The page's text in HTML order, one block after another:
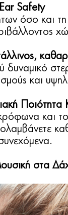
Safety
όσο και
και
και
στα